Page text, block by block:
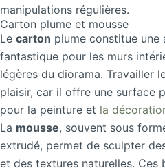
manipulations régulières.
Carton plume et mousse
Le carton plume constitue une
fantastique pour les murs
légères du diorama. Travailler
plaisir, car il offre une surface
pour la peinture et la
La mousse, souvent sous
extrudé, permet de sculpter
et des textures naturelles. Ces